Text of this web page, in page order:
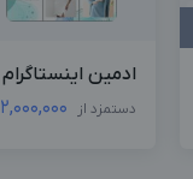
ادمین اینستاگرام
دستمزد از 2,000,000